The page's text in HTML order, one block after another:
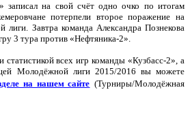
записал на свой счёт одно очко по итогам
потерпели второе поражение на
Завтра команда Александра Познекова
3 тура против «Нефтяника-2».
статистикой всех игр команды «Кузбасс-2», а
Молодёжной лиги 2015/2016 вы можете
на нашем сайте (Турниры/Молодёжная